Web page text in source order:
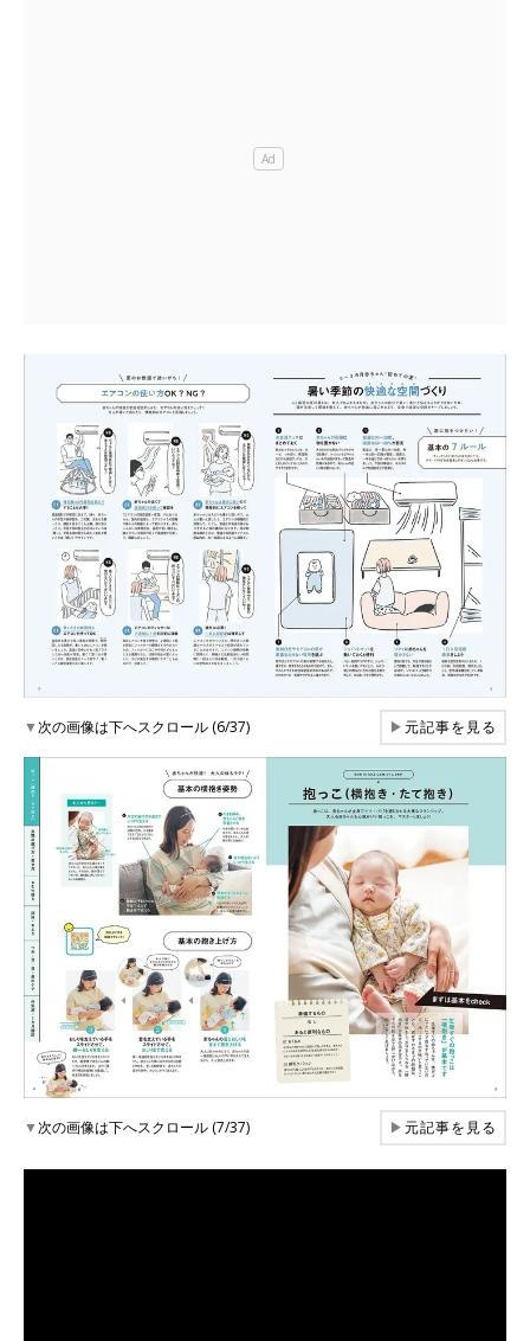
▼次の画像は下へスクロール (6/37) ▶元記事を見る
▼次の画像は下へスクロール (7/37) ▶元記事を見る